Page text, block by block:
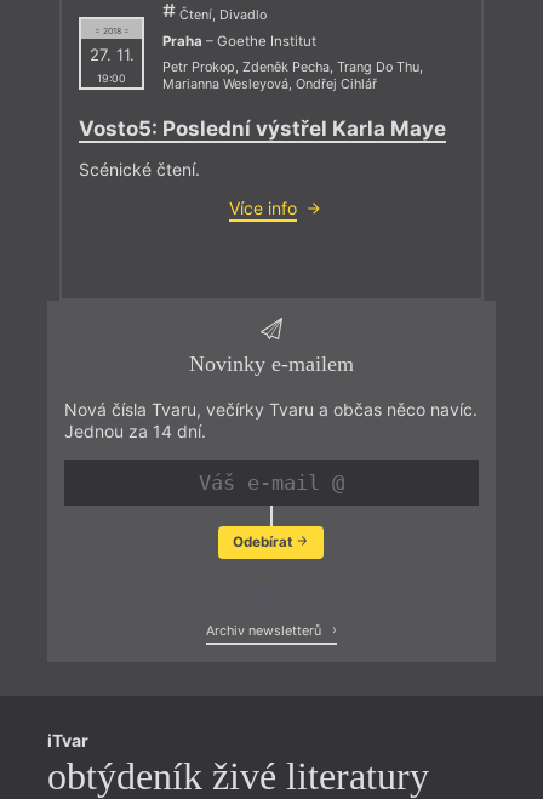
= 2018 =
27. 11.
19:00
Čtení, Divadlo
Praha – Goethe Institut
Petr Prokop, Zdeněk Pecha, Trang Do Thu,
Marianna Wesleyová, Ondřej Cihlář
Vosto5: Poslední výstřel Karla Maye
Scénické čtení.
Více info
Novinky e-mailem
Nová čísla Tvaru, večírky Tvaru a občas něco navíc.
Jednou za 14 dní.
Odebírat
Archiv newsletterů
iTvar
obtýdeník živé literatury